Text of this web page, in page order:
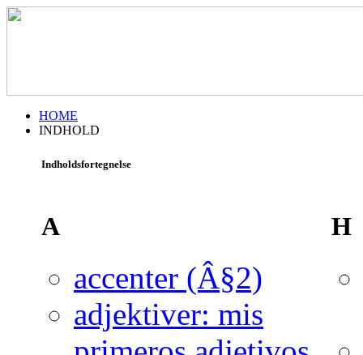
HOME
INDHOLD
Indholdsfortegnelse
A
accenter (Â§2)
adjektiver: mis
H